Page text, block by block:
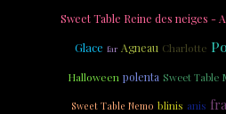
Sweet Table Reine des neiges -
Glace far Agneau Charlotte
Halloween polenta Sweet Table
Sweet Table Nemo blinis anis